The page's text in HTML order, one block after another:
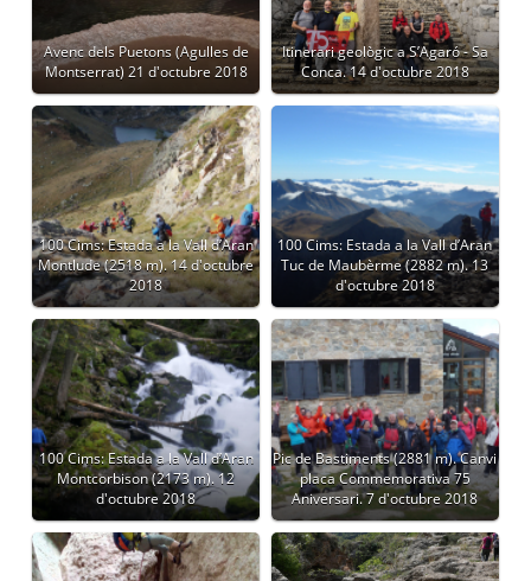
Avenc dels Puetons (Agulles de
Montserrat) 21 d'octubre 2018
Itinerari geològic a S’Agaró - Sa
Conca. 14 d'octubre 2018
100 Cims: Estada a la Vall d’Aran
Montlude (2518 m). 14 d'octubre
2018
100 Cims: Estada a la Vall d’Aran
Tuc de Maubèrme (2882 m). 13
d'octubre 2018
100 Cims: Estada a la Vall d’Aran
Montcorbison (2173 m). 12
d'octubre 2018
Pic de Bastiments (2881 m). Canvi
placa Commemorativa 75
Aniversari. 7 d'octubre 2018